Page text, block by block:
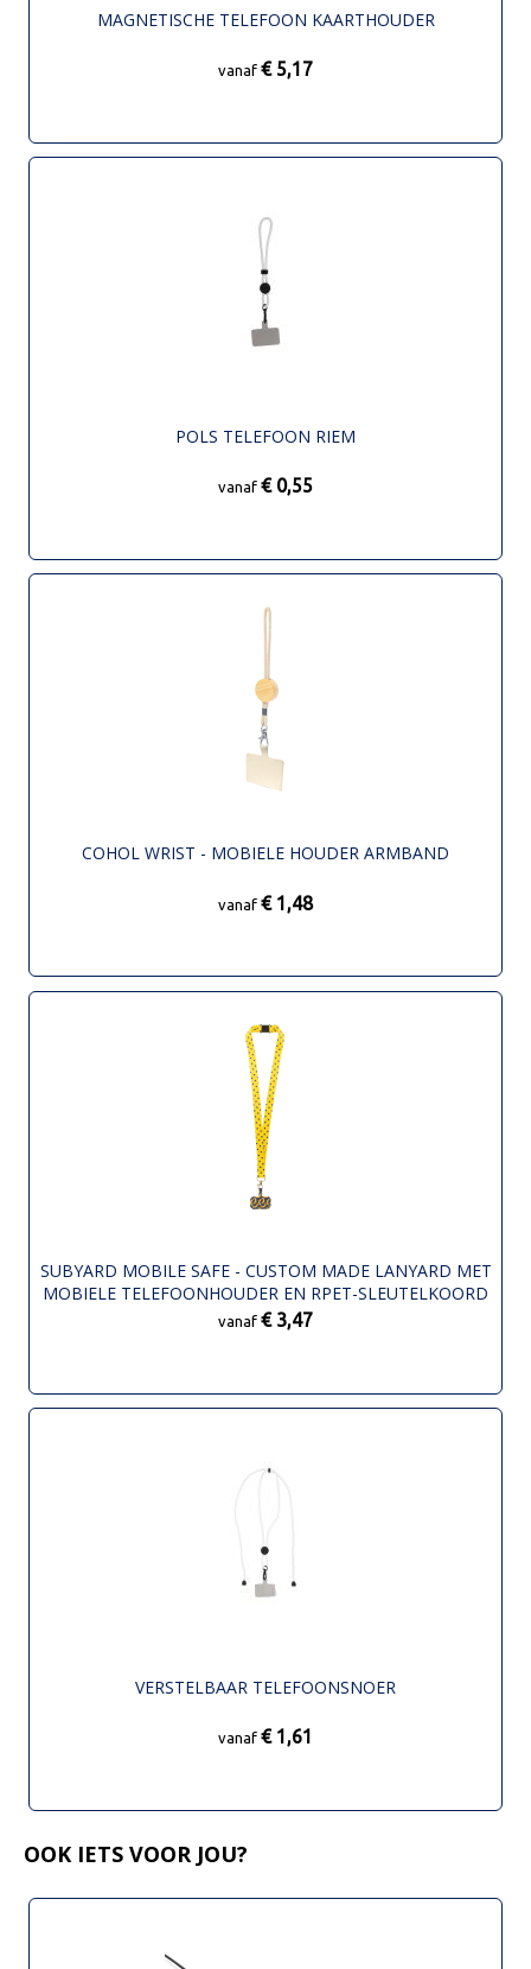
MAGNETISCHE TELEFOON KAARTHOUDER
vanaf € 5,17
POLS TELEFOON RIEM
vanaf € 0,55
COHOL WRIST - MOBIELE HOUDER ARMBAND
vanaf € 1,48
SUBYARD MOBILE SAFE - CUSTOM MADE LANYARD MET
MOBIELE TELEFOONHOUDER EN RPET-SLEUTELKOORD
vanaf € 3,47
VERSTELBAAR TELEFOONSNOER
vanaf € 1,61
OOK IETS VOOR JOU?